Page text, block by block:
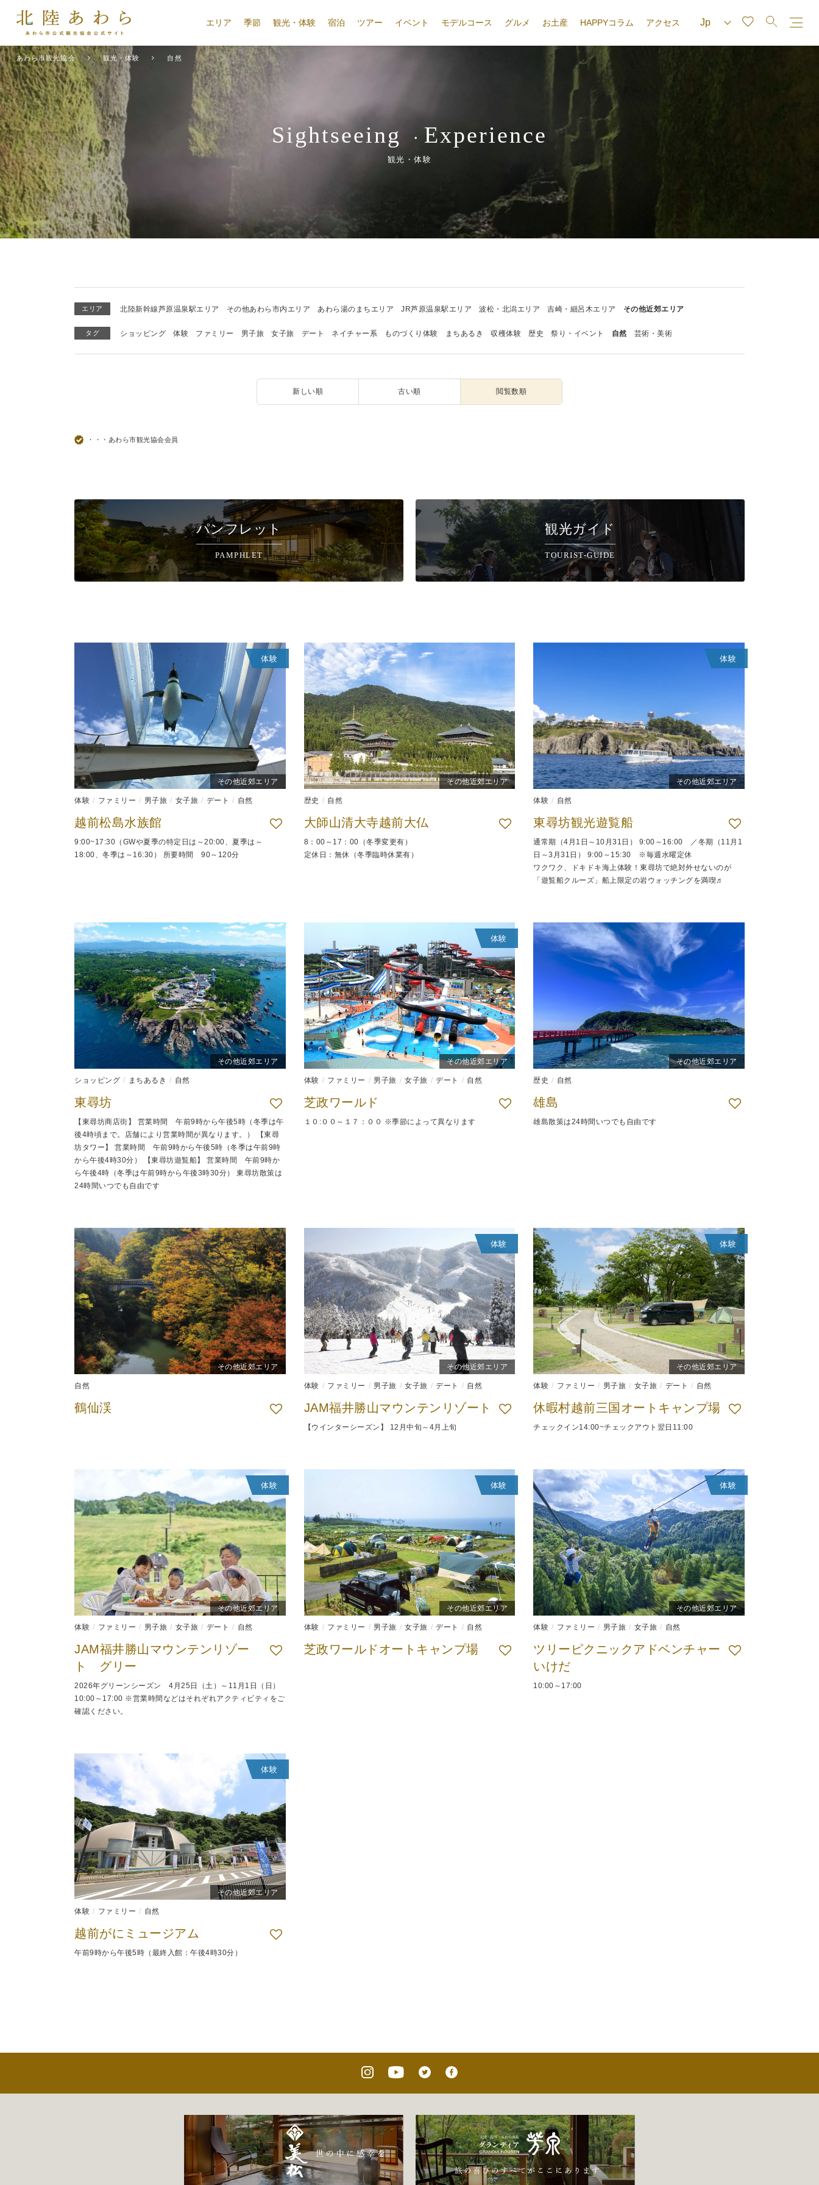
エリア 季節 観光・体験 宿泊 ツアー イベント モデルコース グルメ お土産 HAPPYコラム アクセス
あわら市観光協会 観光・体験 自然
Sightseeing ・ Experience
観光・体験
エリア 北陸新幹線芦原温泉駅エリア その他あわら市内エリア あわら湯のまちエリア JR芦原温泉駅エリア 波松・北潟エリア 吉崎・細呂木エリア その他近郊エリア
タグ ショッピング 体験 ファミリー 男子旅 女子旅 デート ネイチャー系 ものづくり体験 まちあるき 収穫体験 歴史 祭り・イベント 自然 芸術・美術
新しい順 古い順 閲覧数順
・・・あわら市観光協会会員
パンフレット
PAMPHLET
観光ガイド
TOURIST-GUIDE
体験
その他近郊エリア
体験 ファミリー 男子旅 女子旅 デート 自然
越前松島水族館
9:00~17:30（GWや夏季の特定日は～20:00、夏季は～
18:00、冬季は～16:30） 所要時間 90～120分
その他近郊エリア
歴史 自然
大師山清大寺越前大仏
8：00～17：00（冬季変更有）
定休日：無休（冬季臨時休業有）
体験
その他近郊エリア
体験 自然
東尋坊観光遊覧船
通常期（4月1日～10月31日） 9:00～16:00 ／冬期（11月1
日～3月31日） 9:00～15:30 ※毎週水曜定休
ワクワク、ドキドキ海上体験！東尋坊で絶対外せないのが
「遊覧船クルーズ」船上限定の岩ウォッチングを満喫♬
その他近郊エリア
ショッピング まちあるき 自然
東尋坊
【東尋坊商店街】 営業時間 午前9時から午後5時（冬季は午
後4時頃まで。店舗により営業時間が異なります。） 【東尋
坊タワー】 営業時間 午前9時から午後5時（冬季は午前9時
から午後4時30分） 【東尋坊遊覧船】 営業時間 午前9時か
ら午後4時（冬季は午前9時から午後3時30分） 東尋坊散策は
24時間いつでも自由です
体験
その他近郊エリア
体験 ファミリー 男子旅 女子旅 デート 自然
芝政ワールド
１０:００～１７：００ ※季節によって異なります
その他近郊エリア
歴史 自然
雄島
雄島散策は24時間いつでも自由です
その他近郊エリア
自然
鶴仙渓
体験
その他近郊エリア
体験 ファミリー 男子旅 女子旅 デート 自然
JAM福井勝山マウンテンリゾート
【ウインターシーズン】 12月中旬～4月上旬
体験
その他近郊エリア
体験 ファミリー 男子旅 女子旅 デート 自然
休暇村越前三国オートキャンプ場
チェックイン14:00~チェックアウト翌日11:00
体験
その他近郊エリア
体験 ファミリー 男子旅 女子旅 デート 自然
JAM福井勝山マウンテンリゾー
ト グリー
2026年グリーンシーズン 4月25日（土）～11月1日（日）
10:00～17:00 ※営業時間などはそれぞれアクティビティをご
確認ください。
体験
その他近郊エリア
体験 ファミリー 男子旅 女子旅 デート 自然
芝政ワールドオートキャンプ場
体験
その他近郊エリア
体験 ファミリー 男子旅 女子旅 自然
ツリーピクニックアドベンチャー
いけだ
10:00～17:00
体験
その他近郊エリア
体験 ファミリー 自然
越前がにミュージアム
午前9時から午後5時（最終入館：午後4時30分）